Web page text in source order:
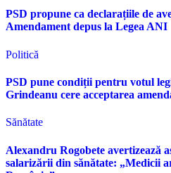
PSD propune ca declarațiile de
Amendament depus la Legea ANI
Politică
PSD pune condiții pentru votul
Grindeanu cere acceptarea
Sănătate
Alexandru Rogobete avertizează
salarizării din sănătate: „Medicii